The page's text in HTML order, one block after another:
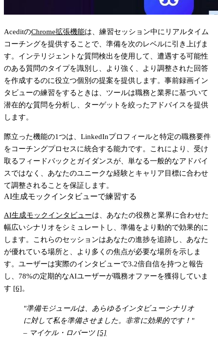
AceditのChrome拡張機能は、練習セッション中に リアルタイム
コーチングを提供することで、準備を次のレベルに引き上げま
す。インテリジェントな質問検出を使用して、遭遇する可能性
のある質問のタイプを識別し、より強く、より調整された回答
を作成するのに役立つ個別の提案を提供します。事前録画イン
タビューの練習をするときは、ツールは職務と業界に基づいて
潜在的な質問を分析し、ターゲットを絞ったアドバイスを提供
します。
際立った機能の1つは、LinkedInプロフィールと特定の職務要件
をコーチングプロセスに統合する能力です。これにより、受け
取るフィードバックとガイダンスが、単なる一般的なアドバイ
スではなく、あなたのユニークな経験とキャリア目標に合わせ
て調整されることを保証します。
AI生成モックインタビューで練習する
AI生成モックインタビューは、あなたの役務と業界に合わせた
幅広いシナリオをシミュレートし、準備をより動的で効果的に
します。これらのセッションはあなたの進捗を追跡し、あなた
が優れている場所と、より多くの焦点が必要な場所を示しま
す。ユーザーは実際のインタビューで3.2倍自信を持つと報告
し、 78%の定期的なAIユーザーが職務オファーを獲得していま
す [6]。
"準備モジュールは、あらゆるインタビューシナリオ
に対して私を準備させました。非常に効果的です！"
– マイケル・ロバーツ [5]